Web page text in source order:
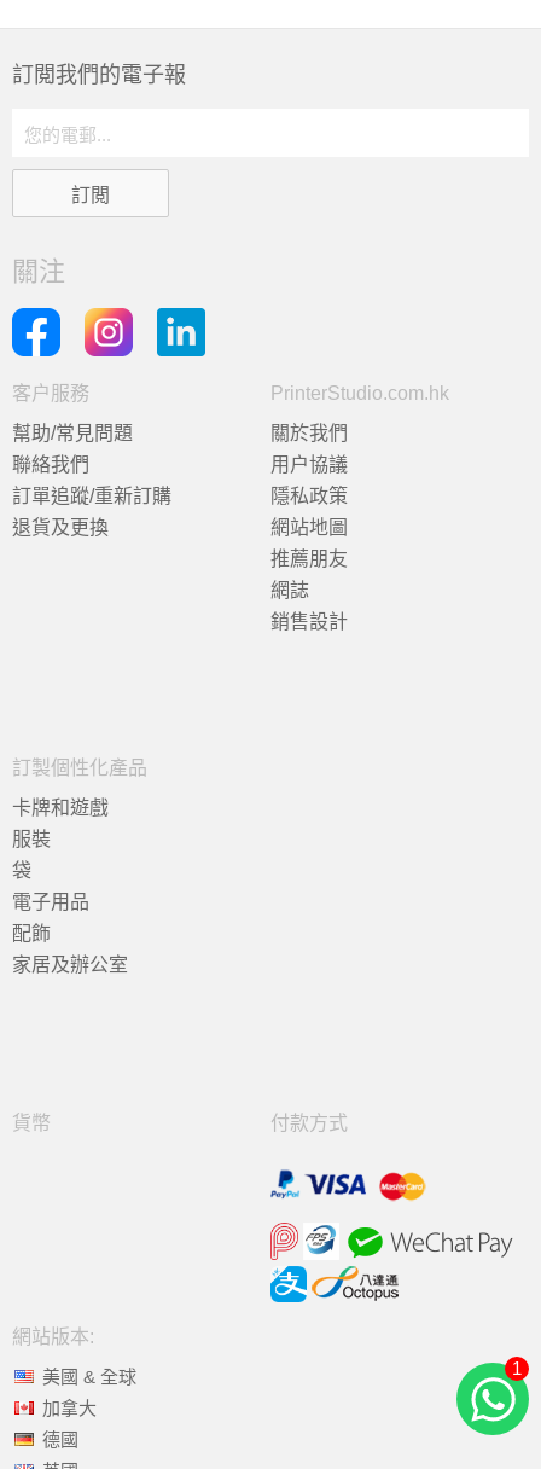
訂閲我們的電子報
關注
客户服務
幫助/常見問題
聯絡我們
訂單追蹤/重新訂購
退貨及更換
PrinterStudio.com.hk
關於我們
用户協議
隱私政策
網站地圖
推薦朋友
網誌
銷售設計
訂製個性化產品
卡牌和遊戲
服裝
袋
電子用品
配飾
家居及辦公室
貨幣 付款方式
網站版本:
美國 & 全球
加拿大
德國
1